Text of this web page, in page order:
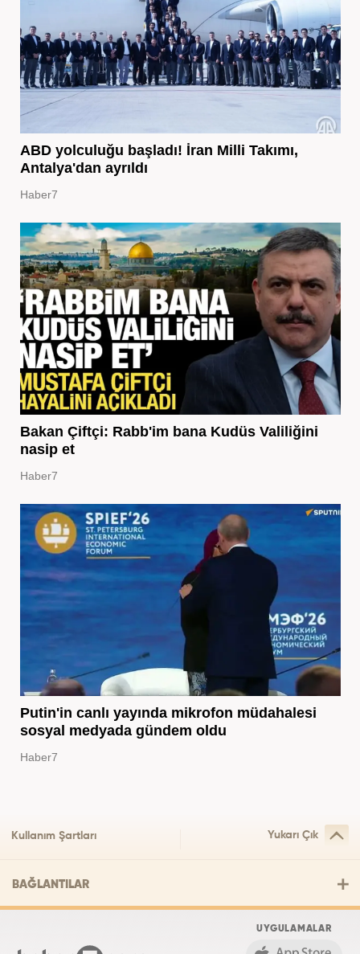
ABD yolculuğu başladı! İran Milli Takımı,
Antalya'dan ayrıldı
Haber7
Bakan Çiftçi: Rabb'im bana Kudüs Valiliğini
nasip et
Haber7
Putin'in canlı yayında mikrofon müdahalesi
sosyal medyada gündem oldu
Haber7
Kullanım Şartları Yukarı Çık
BAĞLANTILAR
UYGULAMALAR